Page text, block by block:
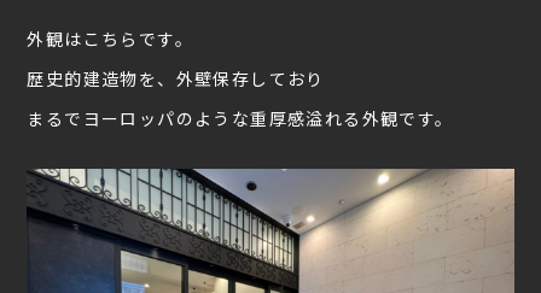
外観はこちらです。
歴史的建造物を、外壁保存しており
まるでヨーロッパのような重厚感溢れる外観です。